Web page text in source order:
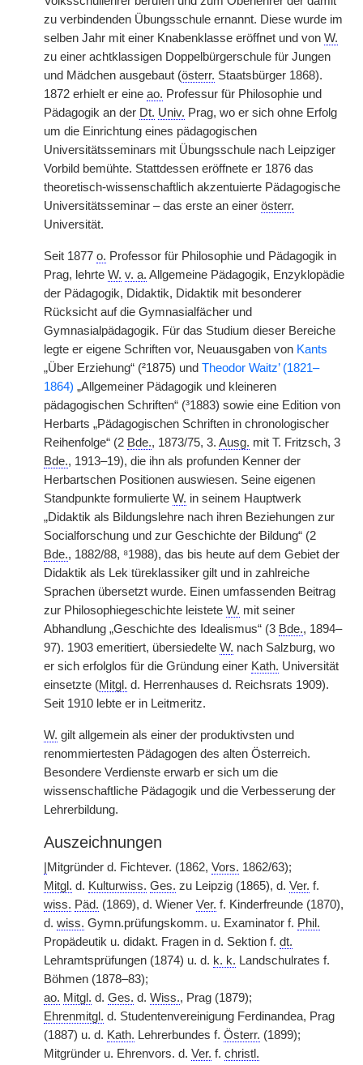
zu verbindenden Übungsschule ernannt. Diese wurde im
selben Jahr mit einer Knabenklasse eröffnet und von W.
zu einer achtklassigen Doppelbürgerschule für Jungen
und Mädchen ausgebaut (österr. Staatsbürger 1868).
1872 erhielt er eine ao. Professur für Philosophie und
Pädagogik an der Dt. Univ. Prag, wo er sich ohne Erfolg
um die Einrichtung eines pädagogischen
Universitätsseminars mit Übungsschule nach Leipziger
Vorbild bemühte. Stattdessen eröffnete er 1876 das
theoretisch-wissenschaftlich akzentuierte Pädagogische
Universitätsseminar – das erste an einer österr.
Universität.
Seit 1877 o. Professor für Philosophie und Pädagogik in
Prag, lehrte W. v. a. Allgemeine Pädagogik, Enzyklopädie
der Pädagogik, Didaktik, Didaktik mit besonderer
Rücksicht auf die Gymnasialfächer und
Gymnasialpädagogik. Für das Studium dieser Bereiche
legte er eigene Schriften vor, Neuausgaben von Kants
„Über Erziehung“ (²1875) und Theodor Waitz’ (1821–
1864) „Allgemeiner Pädagogik und kleineren
pädagogischen Schriften“ (³1883) sowie eine Edition von
Herbarts „Pädagogischen Schriften in chronologischer
Reihenfolge“ (2 Bde., 1873/75, 3. Ausg. mit T. Fritzsch, 3
Bde., 1913–19), die ihn als profunden Kenner der
Herbartschen Positionen auswiesen. Seine eigenen
Standpunkte formulierte W. in seinem Hauptwerk
„Didaktik als Bildungslehre nach ihren Beziehungen zur
Socialforschung und zur Geschichte der Bildung“ (2
Bde., 1882/88, ⁸1988), das bis heute auf dem Gebiet der
Didaktik als Lek türeklassiker gilt und in zahlreiche
Sprachen übersetzt wurde. Einen umfassenden Beitrag
zur Philosophiegeschichte leistete W. mit seiner
Abhandlung „Geschichte des Idealismus“ (3 Bde., 1894–
97). 1903 emeritiert, übersiedelte W. nach Salzburg, wo
er sich erfolglos für die Gründung einer Kath. Universität
einsetzte (Mitgl. d. Herrenhauses d. Reichsrats 1909).
Seit 1910 lebte er in Leitmeritz.
W. gilt allgemein als einer der produktivsten und
renommiertesten Pädagogen des alten Österreich.
Besondere Verdienste erwarb er sich um die
wissenschaftliche Pädagogik und die Verbesserung der
Lehrerbildung.
Auszeichnungen
Mitgründer d. Fichtever. (1862, Vors. 1862/63);
Mitgl. d. Kulturwiss. Ges. zu Leipzig (1865), d. Ver. f.
wiss. Päd. (1869), d. Wiener Ver. f. Kinderfreunde (1870),
d. wiss. Gymn.prüfungskomm. u. Examinator f. Phil.
Propädeutik u. didakt. Fragen in d. Sektion f. dt.
Lehramtsprüfungen (1874) u. d. k. k. Landschulrates f.
Böhmen (1878–83);
ao. Mitgl. d. Ges. d. Wiss., Prag (1879);
Ehrenmitgl. d. Studentenvereinigung Ferdinandea, Prag
(1887) u. d. Kath. Lehrerbundes f. Österr. (1899);
Mitgründer u. Ehrenvors. d. Ver. f. christl.